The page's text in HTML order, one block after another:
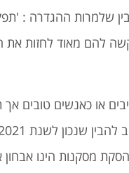
שלמרות ההגדרה :
להם מאוד לחזות את
או כאנשים טובים
מסקנות הינו